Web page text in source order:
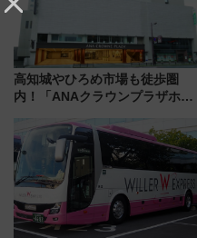
高知城やひろめ市場も徒歩圏
内！「ANAクラウンプラザホテ